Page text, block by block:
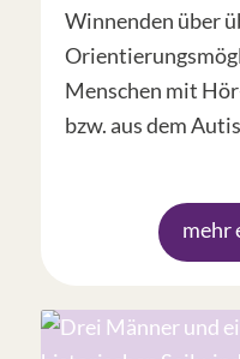
Winnenden über
Menschen mit
bzw. aus dem
mehr